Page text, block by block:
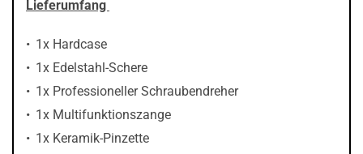
Lieferumfang
1x Hardcase
1x Edelstahl-Schere
1x Professioneller Schraubendreher
1x Multifunktionszange
1x Keramik-Pinzette